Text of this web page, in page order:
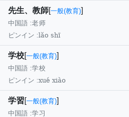
先生、教師[一般(教育)]
中国語 :老师
ピンイン :lǎo shī
学校[一般(教育)]
中国語 :学校
ピンイン :xué xiào
学習[一般(教育)]
中国語 :学习